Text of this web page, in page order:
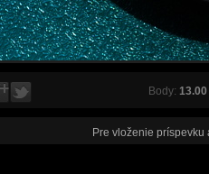
Body: 13.00
Pre vloženie